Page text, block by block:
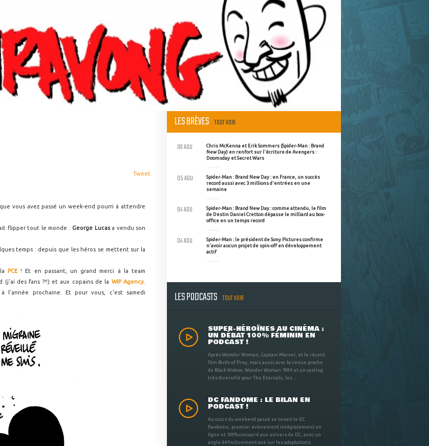
Tweet
vous avez passé un week-end pourri à attendre
flipper tout le monde : George Lucasa vendu son
temps : depuis que les héros se mettent sur la
PCE! Et en passant, un grand merci à la team
(j'ai des fans ?!!) et aux copains de la WIP Agency
l'année prochaine. Et pour vous, c'est samedi
LES BRÈVES TOUT VOIR
Chris McKenna et Erik Sommers (Spider-Man : Brand
New Day) en renfort sur l'écriture de Avengers :
Doomsday et Secret Wars
06 AOU
Spider-Man : Brand New Day : en France, un succès
record aussi avec 3 millions d'entrées en une
semaine
05 AOU
Spider-Man : Brand New Day : comme attendu, le film
de Destin Daniel Cretton dépasse le milliard au box-
office en un temps record
04 AOU
Spider-Man : le président de Sony Pictures confirme
n'avoir aucun projet de spin-off en développement
actif
04 AOU
LES PODCASTS TOUT VOIR
SUPER-HÉROÏNES AU CINÉMA :
UN DÉBAT 100% FÉMININ EN
PODCAST !
Après Wonder Woman, Captain Marvel, et le récent
film Birds of Prey, mais aussi avec la venue proche
de Black Widow, Wonder Woman 1984 et un casting
très diversifié pour The Eternals, les ...
DC FANDOME : LE BILAN EN
PODCAST !
Au cours du weekend passé se tenait le DC
Fandome, premier évènement intégralement en
ligne et 100% consacré aux univers de DC, avec un
angle définitivement axé sur les adaptations